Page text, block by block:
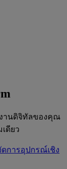
านดิจิทัลของคุณ
ดียว
ดการอุปกรณ์เชิง